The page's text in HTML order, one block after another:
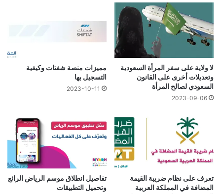
لا ولاية على سفر المرأة السعودية
وتعديلات أخرى على القانون
السعودي لصالح المرأة
2023-09-06
مميزات منصة شفتات وكيفية
التسجيل بها
2023-10-11
تعرف على نظام ضريبة القيمة
المضافة في المملكة العربية
تفاصيل انطلاق موسم الرياض الرائع
وتحميل التطبيقات